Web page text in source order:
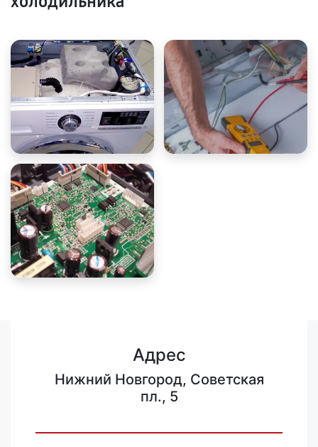
Адрес
Нижний Новгород, Советская
пл., 5